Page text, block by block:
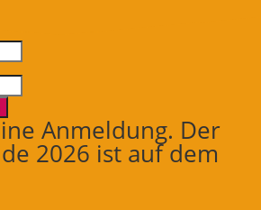
Anmeldung. Der
2026 ist auf dem